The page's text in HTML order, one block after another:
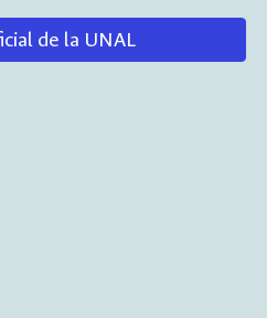
de la UNAL